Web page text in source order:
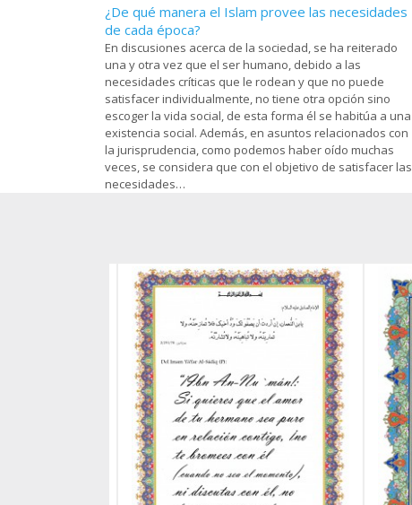
¿De qué manera el Islam provee las necesidades
de cada época?
En discusiones acerca de la sociedad, se ha reiterado
una y otra vez que el ser humano, debido a las
necesidades críticas que le rodean y que no puede
satisfacer individualmente, no tiene otra opción sino
escoger la vida social, de esta forma él se habitúa a una
existencia social. Además, en asuntos relacionados con
la jurisprudencia, como podemos haber oído muchas
veces, se considera que con el objetivo de satisfacer las
necesidades…